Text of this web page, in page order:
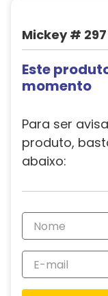
Mickey # 297
Este
momento
Para ser
produto,
abaixo: